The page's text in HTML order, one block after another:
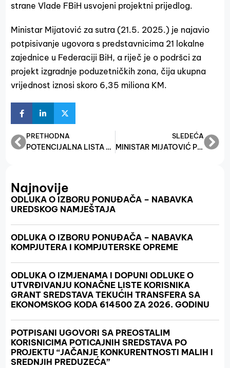
strane Vlade FBiH usvojeni projektni prijedlog.
Ministar Mijatović za sutra (21.5. 2025.) je najavio
potpisivanje ugovora s predstavnicima 21 lokalne
zajednice u Federaciji BiH, a riječ je o podršci za
projekt izgradnje poduzetničkih zona, čija ukupna
vrijednost iznosi skoro 6,35 miliona KM.
PRETHODNA
POTENCIJALNA LISTA PO PROJEKTU 7: “POTICAJ ZA RAZVOJ OBRTA I SRODNIH DJELATNOSTI”
SLEDEĆA
MINISTAR MIJATOVIĆ POTPISAO UGOVORE ZA PROJEKTE VRIJEDNE VIŠE OD 6 MILIONA KM, NAJAVLJEN PROGRAM ZA PRIVLAČENJE STRANIH INVESTITORA
Najnovije
ODLUKA O IZBORU PONUĐAČA – NABAVKA
UREDSKOG NAMJEŠTAJA
ODLUKA O IZBORU PONUĐAČA – NABAVKA
KOMPJUTERA I KOMPJUTERSKE OPREME
ODLUKA O IZMJENAMA I DOPUNI ODLUKE O
UTVRĐIVANJU KONAČNE LISTE KORISNIKA
GRANT SREDSTAVA TEKUĆIH TRANSFERA SA
EKONOMSKOG KODA 614500 ZA 2026. GODINU
POTPISANI UGOVORI SA PREOSTALIM
KORISNICIMA POTICAJNIH SREDSTAVA PO
PROJEKTU “JAČANJE KONKURENTNOSTI MALIH I
SREDNJIH PREDUZEĆA”